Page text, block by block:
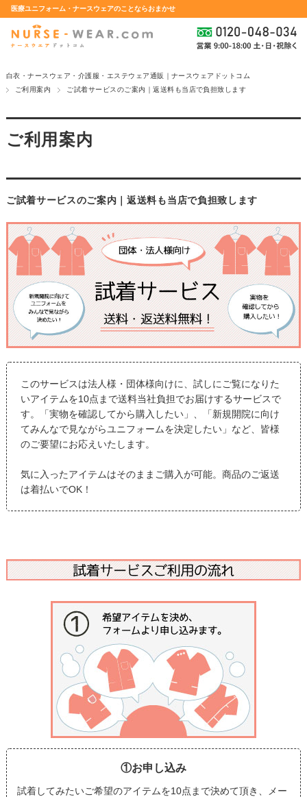
医療ユニフォーム・ナースウェアのことならおまかせ
白衣・ナースウェア・介護服・エステウェア通販｜ナースウェアドットコム
ご利用案内
ご試着サービスのご案内｜返送料も当店で負担致します
ご利用案内
ご試着サービスのご案内｜返送料も当店で負担致します
このサービスは法人様・団体様向けに、試しにご覧になりた
いアイテムを10点まで送料当社負担でお届けするサービスで
す。「実物を確認してから購入したい」、「新規開院に向け
てみんなで見ながらユニフォームを決定したい」など、皆様
のご要望にお応えいたします。
気に入ったアイテムはそのままご購入が可能。商品のご返送
は着払いでOK！
①お申し込み
試着してみたいご希望のアイテムを10点まで決めて頂き、メー